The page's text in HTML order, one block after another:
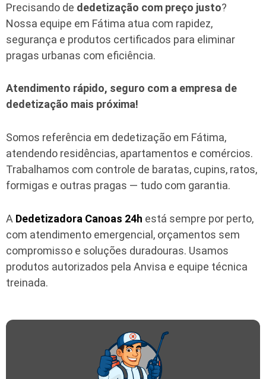
Precisando de dedetização com preço justo?
Nossa equipe em Fátima atua com rapidez,
segurança e produtos certificados para eliminar
pragas urbanas com eficiência.
Atendimento rápido, seguro com a empresa de
dedetização mais próxima!
Somos referência em dedetização em Fátima,
atendendo residências, apartamentos e comércios.
Trabalhamos com controle de baratas, cupins, ratos,
formigas e outras pragas — tudo com garantia.
A Dedetizadora Canoas 24h está sempre por perto,
com atendimento emergencial, orçamentos sem
compromisso e soluções duradouras. Usamos
produtos autorizados pela Anvisa e equipe técnica
treinada.